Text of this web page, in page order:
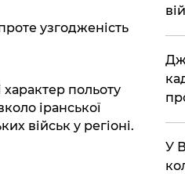
узгодженість
характер польоту
іранської
військ у регіоні.
​У